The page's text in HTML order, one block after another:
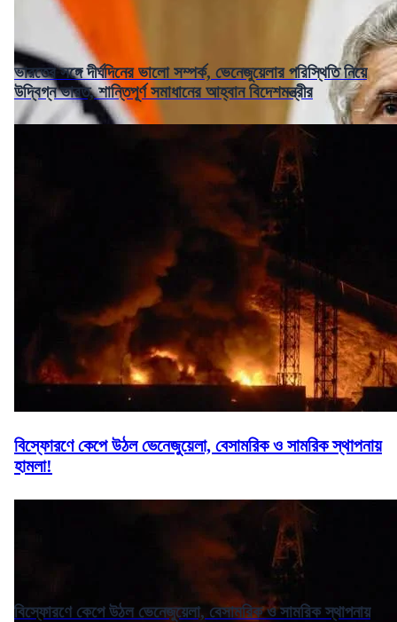
ভারতের সঙ্গে দীর্ঘদিনের ভালো সম্পর্ক, ভেনেজুয়েলার পরিস্থিতি নিয়ে
উদ্বিগ্ন ভারত, শান্তিপূর্ণ সমাধানের আহ্বান বিদেশমন্ত্রীর
বিস্ফোরণে কেপে উঠল ভেনেজুয়েলা, বেসামরিক ও সামরিক স্থাপনায়
হামলা!
বিস্ফোরণে কেপে উঠল ভেনেজুয়েলা, বেসামরিক ও সামরিক স্থাপনায়